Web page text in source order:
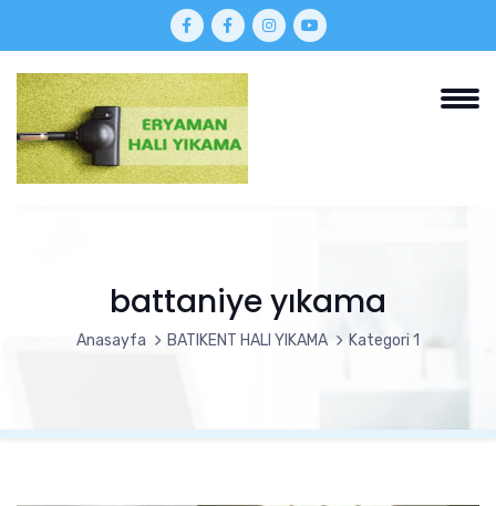
battaniye yıkama
Anasayfa BATIKENT HALI YIKAMA Kategori 1